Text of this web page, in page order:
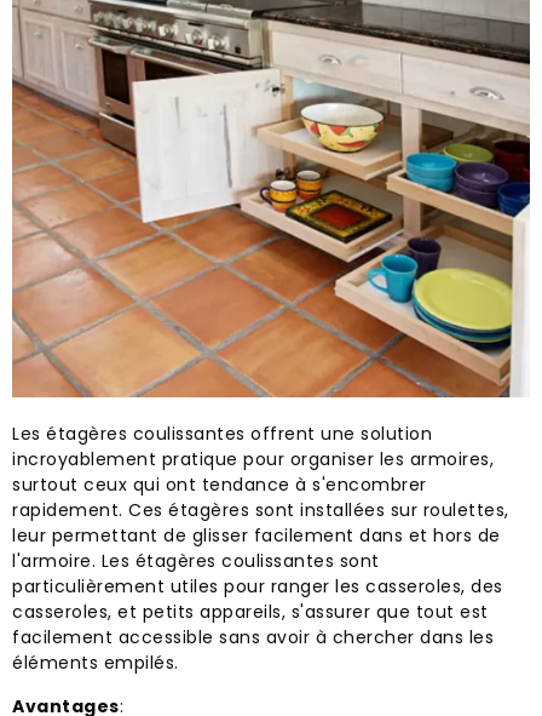
Les étagères coulissantes offrent une solution
incroyablement pratique pour organiser les armoires,
surtout ceux qui ont tendance à s'encombrer
rapidement. Ces étagères sont installées sur roulettes,
leur permettant de glisser facilement dans et hors de
l'armoire. Les étagères coulissantes sont
particulièrement utiles pour ranger les casseroles, des
casseroles, et petits appareils, s'assurer que tout est
facilement accessible sans avoir à chercher dans les
éléments empilés.
Avantages: